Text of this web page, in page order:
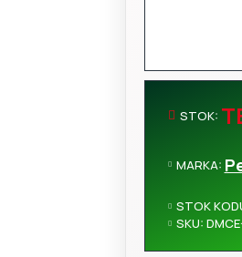
STOK:
MARKA:
STOK
SKU: